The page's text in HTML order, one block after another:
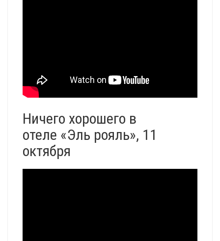
Ничего хорошего в
отеле «Эль рояль», 11
октября